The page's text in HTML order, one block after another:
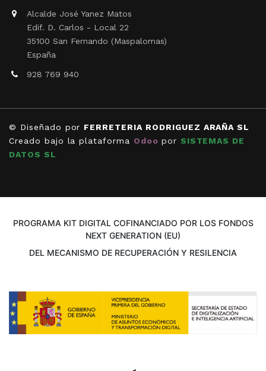
Alcalde José Yanez Matos
Edif. D. Carlos - Local 22
35100 San Fernando (Maspalomas)
España
928 769 940
© Diseñado por FERRETERIA RODRIGUEZ ARAÑA SL
Creado bajo la plataforma Odoo por SISTEMAS DE
DATOS SL
PROGRAMA KIT DIGITAL COFINANCIADO POR LOS FONDOS
NEXT GENERATION (EU)
DEL MECANISMO DE RECUPERACIÓN Y RESILENCIA